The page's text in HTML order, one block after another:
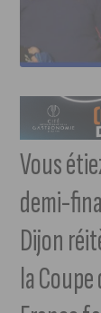
Vous
demi-
Dijon
la